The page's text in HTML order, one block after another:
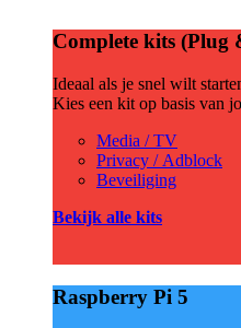
Complete kits (Plug
Ideaal als je snel wilt
Kies een kit op basis van
Media / TV
Privacy / Adblock
Beveiliging
Bekijk alle kits
Raspberry Pi 5